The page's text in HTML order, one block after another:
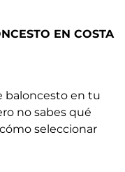
EN COSTA
baloncesto en tu
no sabes qué
seleccionar